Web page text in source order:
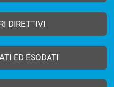
DIRETTIVI
ED ESODATI